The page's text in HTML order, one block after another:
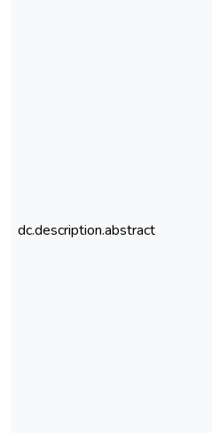
dc.description.abstract